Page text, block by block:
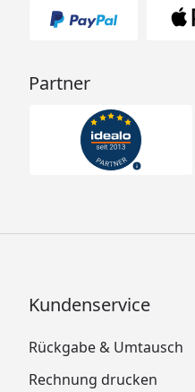
Partner
Kundenservice
Rückgabe & Umtausch
Rechnung drucken